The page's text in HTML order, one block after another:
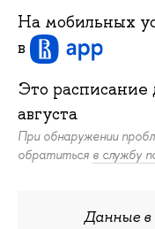
На мобильных
в
Это расписание
августа
При обнаружении
обратиться в службу
Данные в